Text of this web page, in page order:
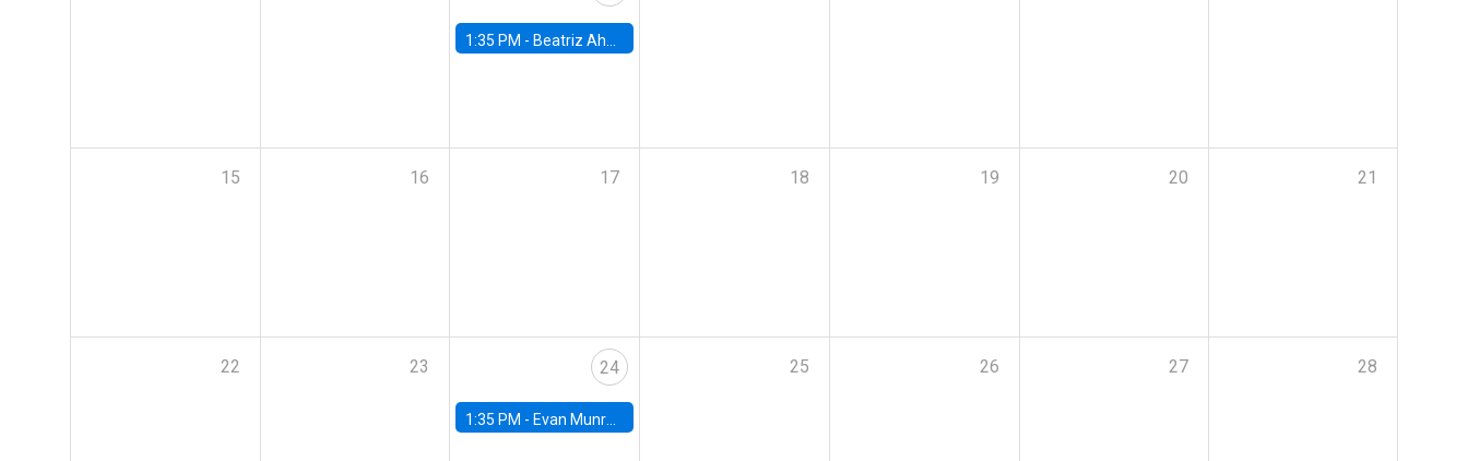
1:35 PM - Beatriz Ahumada, PhD candidate, Universidad de Pittsburgh
15 16 17 18 19 20 21
22 23 24
1:35 PM - Evan Munro, Neyman Visiting Assistant Professor in the Department of Statistics at UC Berkeley
25 26 27 28